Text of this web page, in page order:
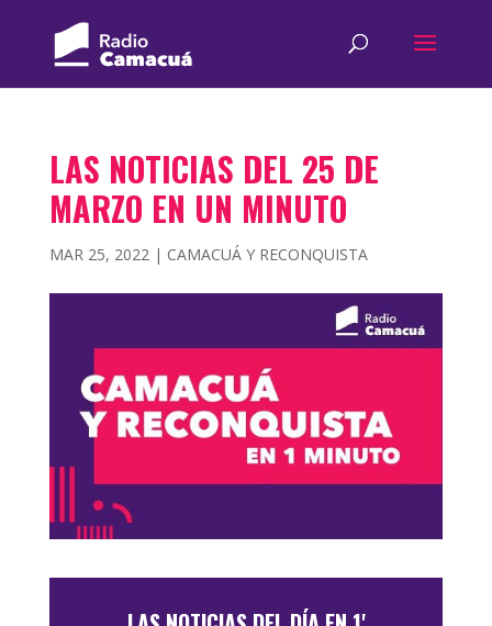
LAS NOTICIAS DEL 25 DE
MARZO EN UN MINUTO
MAR 25, 2022| CAMACUÁ Y RECONQUISTA